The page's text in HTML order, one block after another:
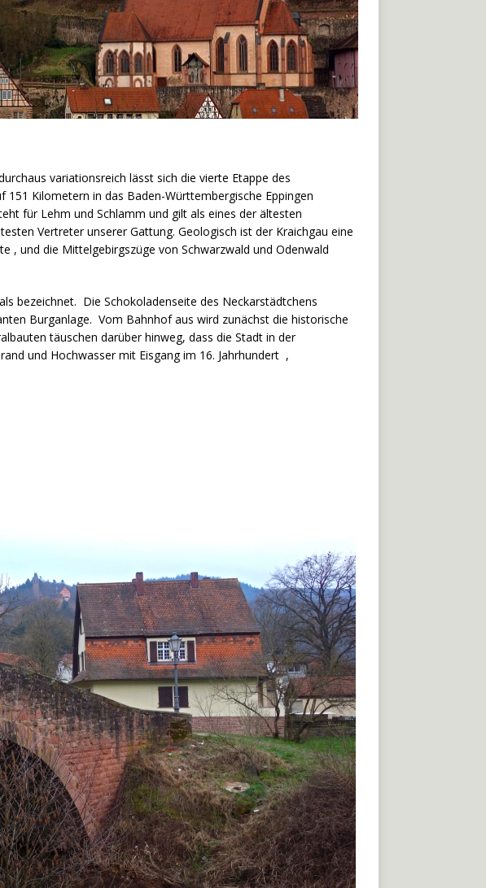
variationsreich lässt sich die vierte Etappe des
Kilometern in das Baden-Württembergische Eppingen
für Lehm und Schlamm und gilt als eines der ältesten
Vertreter unserer Gattung. Geologisch ist der Kraichgau eine
, und die Mittelgebirgszüge von Schwarzwald und Odenwald
bezeichnet. Die Schokoladenseite des Neckarstädtchens
Burganlage. Vom Bahnhof aus wird zunächst die historische
täuschen darüber hinweg, dass die Stadt in der
und Hochwasser mit Eisgang im 16. Jahrhundert ,